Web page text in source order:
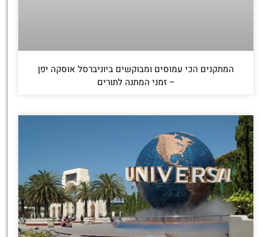
המתקנים הכי עמוסים ומבוקשים ביוניברסל אוסקה יפן
– זמני המתנה לתורים